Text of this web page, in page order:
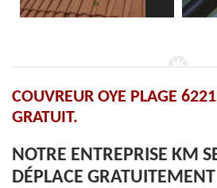
COUVREUR OYE PLAGE
GRATUIT.
NOTRE ENTREPRISE KM
DÉPLACE GRATUITEMENT